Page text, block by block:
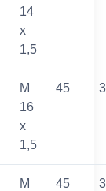
14
x
1,5
M
16
x
1,5
45
M
45